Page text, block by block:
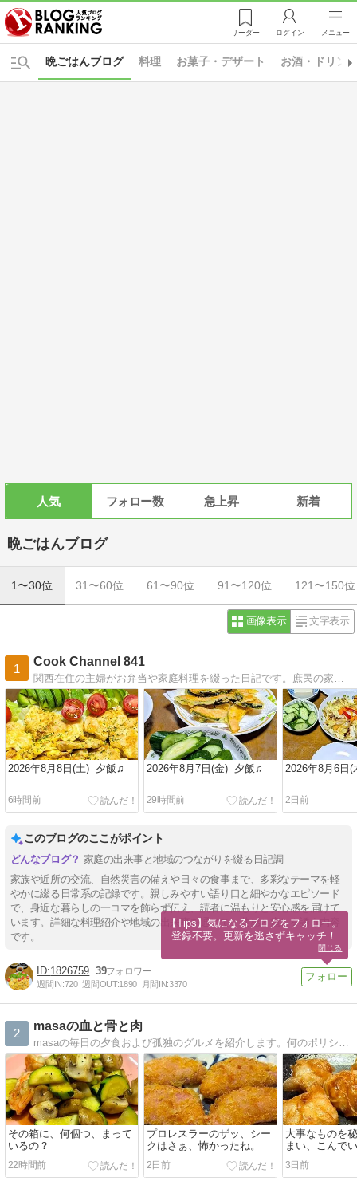
リーダー ログイン メニュー
料理 お菓子・デザート お酒・ドリン
晩ごはんブログ
人気 フォロー数 急上昇 新着
晩ごはんブログ
1〜30位 31〜60位 61〜90位 91〜120位 121〜150位
画像表示 文字表示
1
Cook Channel 841
2026年8月8日(土) 夕飯♫
6時間前
2026年8月7日(金) 夕飯♫
29時間前
2026年8月6日
2日前
このブログのここがポイント
家庭の出来事と地域のつながりを綴る日記調
家族や近所の交流、自然災害の備えや日々の食事まで、多彩なテーマを軽
やかに綴る日常系の記録です。親しみやすい語り口と細やかなエピソード
で、身近な暮らしの一コマを飾らず伝え、読者に温もりと安心感を届けて
います。詳細な料理紹介や地域の出来事を通じて、共感と癒しを誘う内容
です。
1826759 39
週間IN:720 週間OUT:1890 月間IN:3370
2
masaの血と骨と肉
masaの毎日の夕食および孤独のグルメを紹介します。何のポリシーも、いかなる意味もありません。ただひたすら普段食っているものを紹介するブログです。
その箱に、何個つ、まって
いるの？
22時間前
プロレスラーのザッ、シー
クはさぁ、怖かったね。
2日前
大事なものを
まい、こんで
3日前
【Tips】気になるブログをフォロー。
登録不要。更新を逃さずキャッチ！
閉じる